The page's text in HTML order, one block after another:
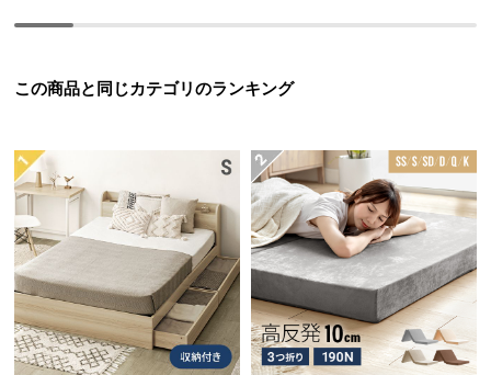
て
品・
キ
ン
ル
に
つ
い
この商品と同じカテゴリのランキング